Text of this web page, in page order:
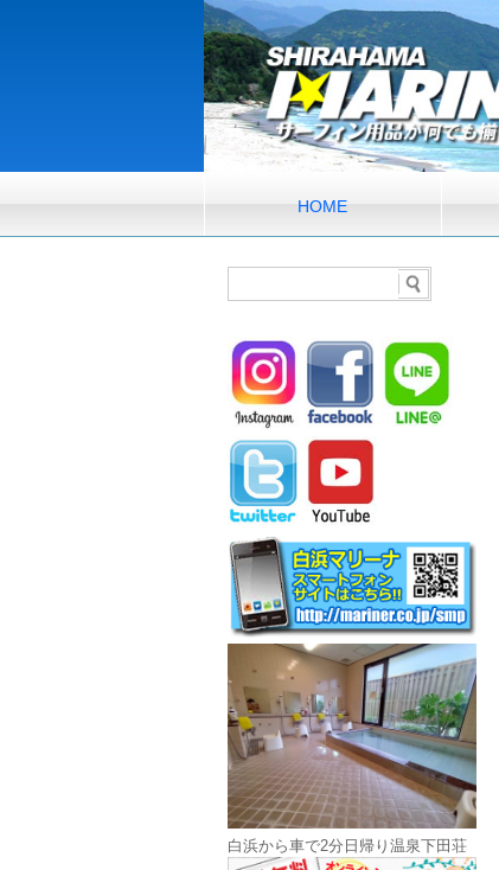
HOME
白浜から車で2分日帰り温泉下田荘